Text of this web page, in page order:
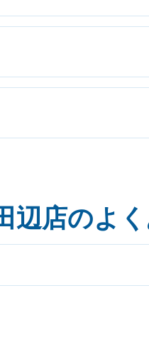
辺店のよ